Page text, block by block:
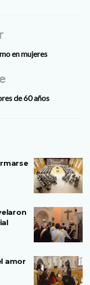
en mujeres
de 60 años
amor